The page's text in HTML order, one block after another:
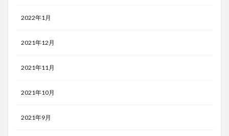
2022年1月
2021年12月
2021年11月
2021年10月
2021年9月